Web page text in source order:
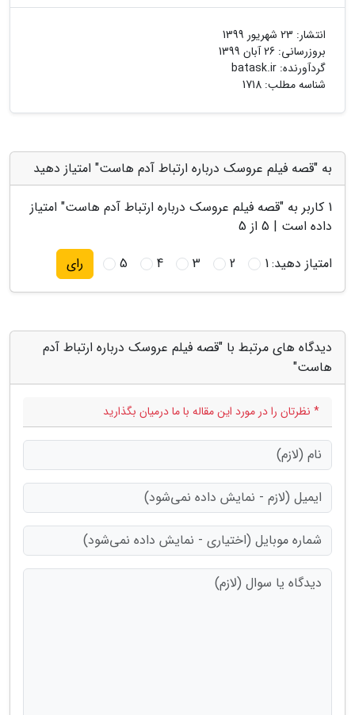
انتشار: 23 شهریور 1399
بروزرسانی: 26 آبان 1399
گردآورنده: batask.ir
شناسه مطلب: 1718
به "قصه فیلم عروسک درباره ارتباط آدم هاست" امتیاز دهید
1 کاربر به "قصه فیلم عروسک درباره ارتباط آدم هاست" امتیاز
داده است | 5 از 5
امتیاز دهید:1
2
3
4
5 رای
دیدگاه های مرتبط با "قصه فیلم عروسک درباره ارتباط آدم
هاست"
* نظرتان را در مورد این مقاله با ما درمیان بگذارید